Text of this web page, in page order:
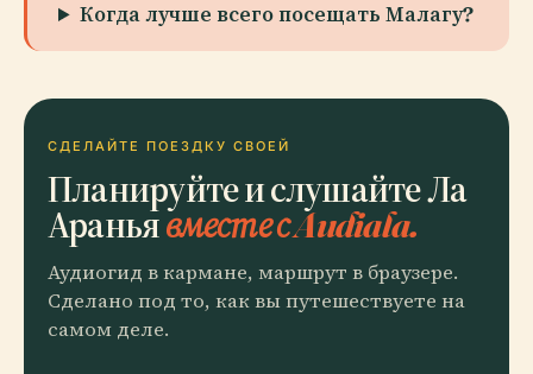
Когда лучше всего посещать Малагу?
СДЕЛАЙТЕ ПОЕЗДКУ СВОЕЙ
Планируйте и слушайте Ла
Араньявместе с Audiala.
Аудиогид в кармане, маршрут в браузере.
Сделано под то, как вы путешествуете на
самом деле.